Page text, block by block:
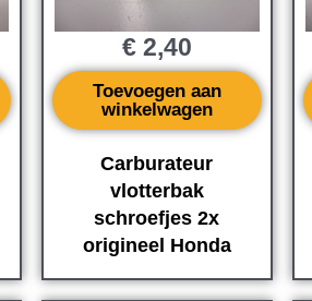
Carburateur
vlotterbak
schroefjes 2x
origineel Honda
€2,40
Toevoegen aan
winkelwagen